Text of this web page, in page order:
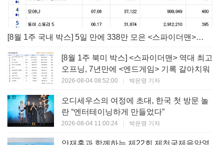
[8월 1주 국내 박스] 5일 만에 338만 모은 <스파이더맨> 극장가 235% 대반등, <호프>는 400만 돌파
[8월 1주 북미 박스] <스파이더맨> 역대 최고
오프닝, 7년만에 <엔드게임> 기록 갈아치워
2026-08-04 08:52:00 | 박은영 기자
오디세우스의 여정에 초대, 한국 첫 방문 놀
란 “엔터테이닝하게 만들었다”
2026-08-04 11:00:24 | 박은영 기자
안재홍과 함께하는 제22회 제천국제음악영